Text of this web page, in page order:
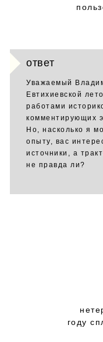
ответ
Уважаемый
Евтихиевской
работами
комментирующих
Но, насколько я
опыту, вас
источники, а
не правда ли?
году